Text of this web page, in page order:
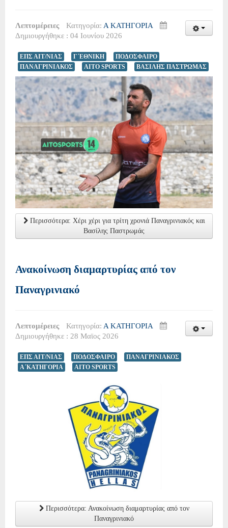
Λεπτομέρειες Κατηγορία: Α ΚΑΤΗΓΟΡΙΑ
Δημιουργήθηκε : 04 Ιουνίου 2026
ΕΠΣ ΑΙΤ/ΝΙΑΣ Γ΄ΕΘΝΙΚΗ
ΠΟΔΟΣΦΑΙΡΟ
ΠΑΝΑΓΡΙΝΙΑΚΟΣ
AITO SPORTS ΒΑΣΙΛΗΣ ΠΑΣΤΡΩΜΑΣ
Περισσότερα: Χέρι χέρι για τρίτη χρονιά Παναγρινιακός και
Βασίλης Παστρωμάς
Ανακοίνωση διαμαρτυρίας από τον
Παναγρινιακό
Λεπτομέρειες Κατηγορία: Α ΚΑΤΗΓΟΡΙΑ
Δημιουργήθηκε : 28 Μαϊος 2026
ΕΠΣ ΑΙΤ/ΝΙΑΣ ΠΟΔΟΣΦΑΙΡΟ
ΠΑΝΑΓΡΙΝΙΑΚΟΣ
Α΄ΚΑΤΗΓΟΡΙΑ
AITO SPORTS
Περισσότερα: Ανακοίνωση διαμαρτυρίας από τον
Παναγρινιακό